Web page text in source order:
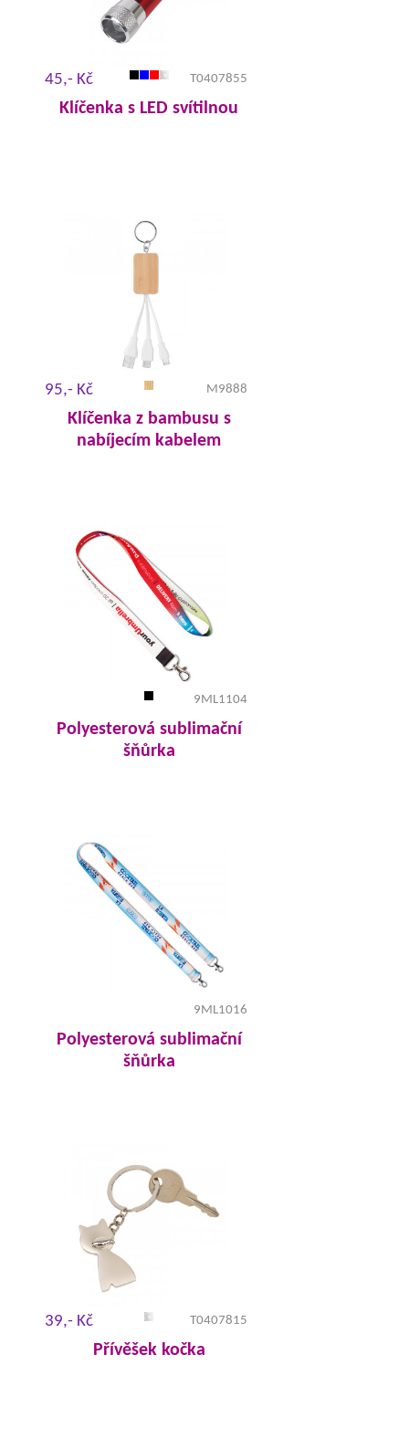
45,- Kč T0407855
Klíčenka s LED svítilnou
95,- Kč M9888
Klíčenka z bambusu s
nabíjecím kabelem
9ML1104
Polyesterová sublimační
šňůrka
9ML1016
Polyesterová sublimační
šňůrka
39,- Kč T0407815
Přívěšek kočka